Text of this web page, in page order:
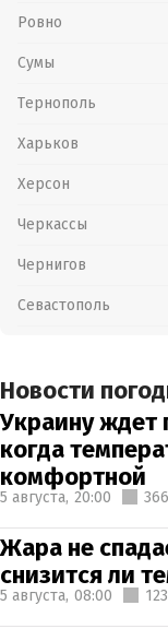
Ровно
Сумы
Тернополь
Харьков
Херсон
Черкассы
Чернигов
Севастополь
Новости
Украину
когда
комфортной
5 августа, 20:00
Жара не
снизится ли
5 августа, 08:00